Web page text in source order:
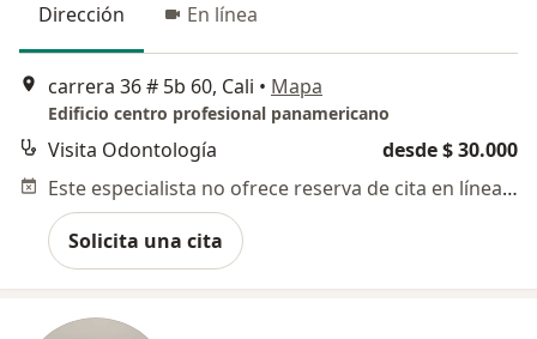
Dirección En línea
carrera 36 # 5b 60, Cali • Mapa
Edificio centro profesional panamericano
Visita Odontología
desde $ 30.000
Este especialista no ofrece reserva de cita en línea en esta dirección.
Solicita una cita